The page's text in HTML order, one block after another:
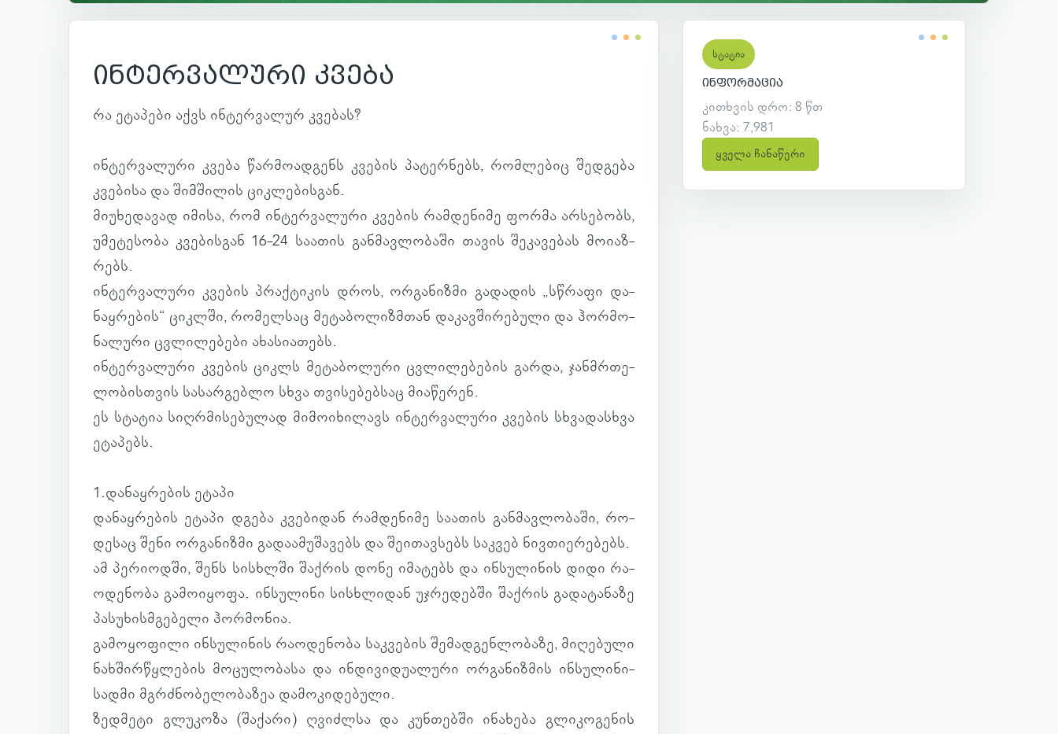
ინტერვალური კვება
რა ეტა­პები აქვს ინ­ტერ­ვა­ლურ კვე­ბას?
ინ­ტერ­ვა­ლური კვება წარ­მო­ად­გენს კვე­ბის პა­ტერ­ნებს, რომ­ლე­ბიც შედ­გება
კვე­ბისა და შიმ­ში­ლის ციკ­ლე­ბის­გან.
მი­უ­ხე­და­ვად იმისა, რომ ინ­ტერ­ვა­ლური კვე­ბის რამ­დე­ნიმე ფორმა არ­სე­ბობს,
უმე­ტე­სობა კვე­ბის­გან 16-24 სა­ა­თის გან­მავ­ლო­ბაში თავის შე­კა­ვე­ბას მო­ი­აზ­
რებს.
ინ­ტერ­ვა­ლური კვე­ბის პრაქ­ტი­კის დროს, ორ­გა­ნიზმი გა­და­დის „სწრაფი და­
ნაყ­რე­ბის“ ციკლში, რო­მელ­საც მე­ტა­ბო­ლიზ­მთან და­კავ­ში­რე­ბული და ჰორ­მო­
ნა­ლური ცვლი­ლე­ბები ახა­სი­ა­თებს.
ინ­ტერ­ვა­ლური კვე­ბის ციკლს მე­ტა­ბო­ლური ცვლი­ლე­ბე­ბის გარდა, ჯან­მრთე­
ლო­ბის­თვის სა­სარ­გებლო სხვა თვი­სე­ბებ­საც მი­ა­წე­რენ.
ეს სტა­ტია სიღ­რმი­სე­ბუ­ლად მი­მო­ი­ხი­ლავს ინ­ტერ­ვა­ლური კვე­ბის სხვა­დას­ხვა
ეტა­პებს.
1.და­ნაყ­რე­ბის ეტაპი
და­ნაყ­რე­ბის ეტაპი დგება კვე­ბი­დან რამ­დე­ნიმე სა­ა­თის გან­მავ­ლო­ბაში, რო­
დე­საც შენი ორ­გა­ნიზმი გა­და­ა­მუ­შა­ვებს და შე­ი­თავ­სებს საკ­ვებ ნივ­თი­ე­რე­ბებს.
ამ პე­რი­ოდში, შენს სის­ხლში შაქ­რის დონე იმა­ტებს და ინ­სუ­ლი­ნის დიდი რა­
ო­დე­ნობა გა­მო­ი­ყოფა. ინ­სუ­ლინი სის­ხლი­დან უჯრე­დებში შაქ­რის გა­და­ტა­ნაზე
პა­სუ­ხის­მგე­ბელი ჰორ­მო­ნია.
გა­მო­ყო­ფილი ინ­სუ­ლი­ნის რა­ო­დე­ნობა საკ­ვე­ბის შე­მად­გენ­ლო­ბაზე, მი­ღე­ბული
ნახ­შირ­წყლე­ბის მო­ცუ­ლო­ბასა და ინ­დი­ვი­დუ­ა­ლური ორ­გა­ნიზ­მის ინ­სუ­ლი­ნი­
სადმი მგრძნო­ბე­ლო­ბა­ზეა და­მო­კი­დე­ბული.
ზედ­მეტი გლუ­კოზა (შა­ქარი) ღვიძლსა და კუნ­თებში ინა­ხება გლი­კო­გე­ნის
სტატია
ინფორმაცია
კითხვის დრო: 8 წთ
ნახვა: 7,981
ყველა ჩანაწერი